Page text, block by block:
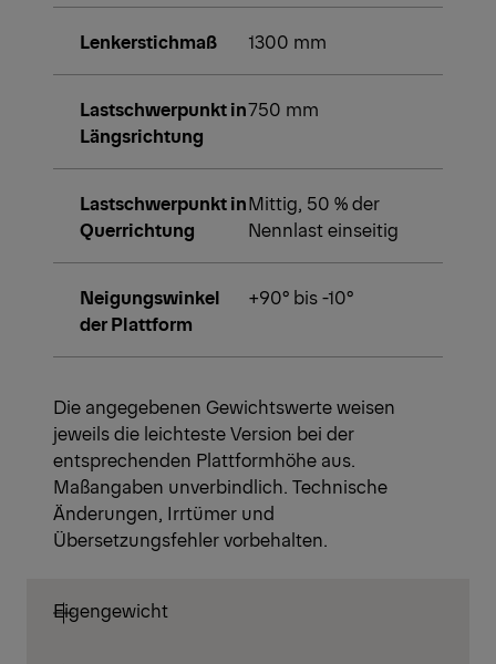
Lenkerstichmaß 1300 mm
Lastschwerpunkt in
Längsrichtung
750 mm
Lastschwerpunkt in
Querrichtung
Mittig, 50 % der
Nennlast einseitig
Neigungswinkel
der Plattform
+90° bis -10°
Die angegebenen Gewichtswerte weisen
jeweils die leichteste Version bei der
entsprechenden Plattformhöhe aus.
Maßangaben unverbindlich. Technische
Änderungen, Irrtümer und
Übersetzungsfehler vorbehalten.
Eigengewicht